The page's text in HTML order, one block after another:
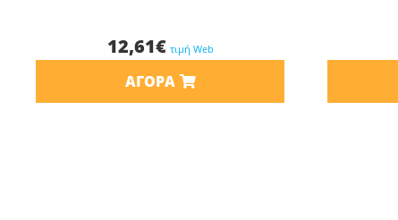
12,61€ τιμή Web
ΑΓΟΡΆ